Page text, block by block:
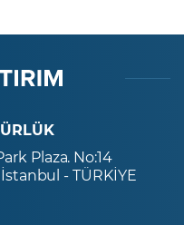
Plaza. No:14
- TÜRKİYE